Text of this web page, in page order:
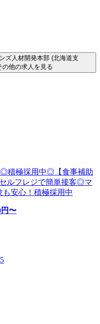
ズ人材開発本部 (北海道支
の他の求人を見る
◎積極採用中◎【食事補助
ルフレジで簡単接客◎マ
安心！積極採用中
円〜